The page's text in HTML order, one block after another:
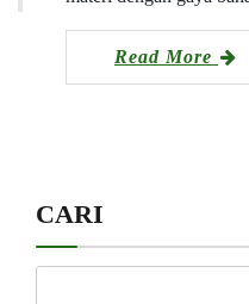
Read More
CARI